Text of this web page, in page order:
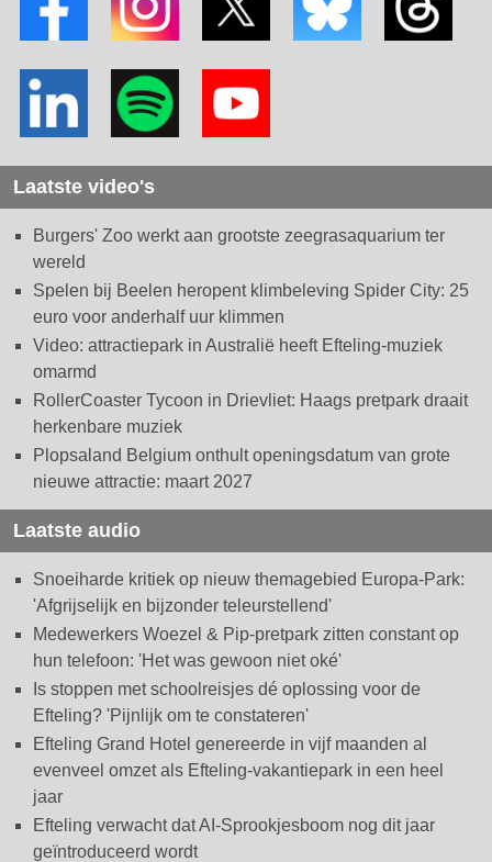
Laatste video's
Burgers' Zoo werkt aan grootste zeegrasaquarium ter
wereld
Spelen bij Beelen heropent klimbeleving Spider City: 25
euro voor anderhalf uur klimmen
Video: attractiepark in Australië heeft Efteling-muziek
omarmd
RollerCoaster Tycoon in Drievliet: Haags pretpark draait
herkenbare muziek
Plopsaland Belgium onthult openingsdatum van grote
nieuwe attractie: maart 2027
Laatste audio
Snoeiharde kritiek op nieuw themagebied Europa-Park:
'Afgrijselijk en bijzonder teleurstellend'
Medewerkers Woezel & Pip-pretpark zitten constant op
hun telefoon: 'Het was gewoon niet oké'
Is stoppen met schoolreisjes dé oplossing voor de
Efteling? 'Pijnlijk om te constateren'
Efteling Grand Hotel genereerde in vijf maanden al
evenveel omzet als Efteling-vakantiepark in een heel
jaar
Efteling verwacht dat AI-Sprookjesboom nog dit jaar
geïntroduceerd wordt